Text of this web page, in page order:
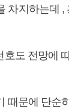
차지하는데 ,
호도 전망에
때문에 단순